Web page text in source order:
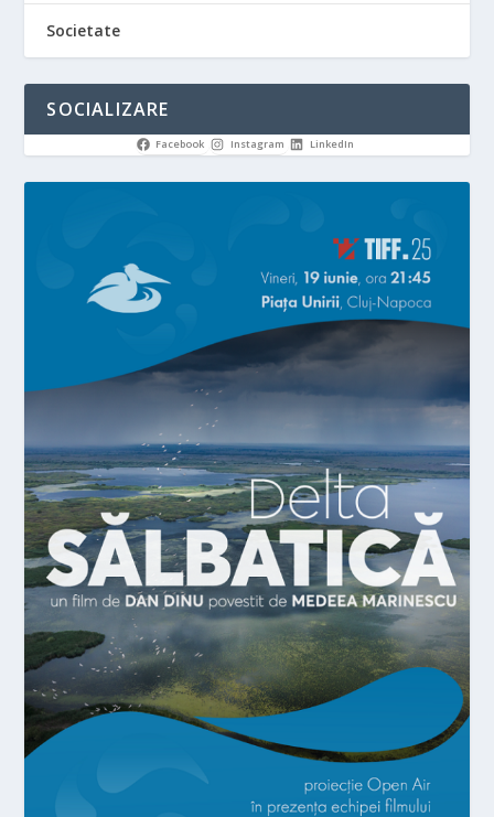
Societate
SOCIALIZARE
Facebook Instagram LinkedIn